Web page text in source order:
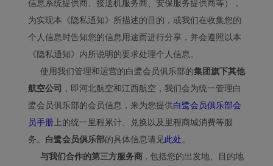
信息系统提供商、接送机服务商、安保服务提供商等），
为实现本《隐私通知》所描述的目的，或我们在收集您的
个人信息时告知您的信息用途而进行分享，并会遵照以本
《隐私通知》内所说明的要求处理个人信息。
使用我们管理和运营的白鹭会员俱乐部的集团旗下其他
航空公司 ，即河北航空和江西航空，我们会为统一管理白
鹭会员俱乐部的会员信息，来为您提供白鹭会员俱乐部会
员手册 上的统一里程累计、兑换以及里程商城消费等服
务。 白鹭会员俱乐部的具体信息请见此处。
与我们合作的第三方服务商 , 包括您的出发地、目的地